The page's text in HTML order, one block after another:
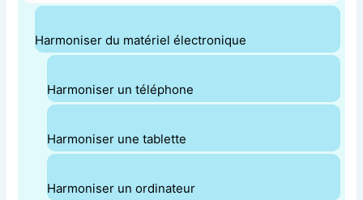
Harmoniser du matériel électronique
Harmoniser un téléphone
Harmoniser une tablette
Harmoniser un ordinateur